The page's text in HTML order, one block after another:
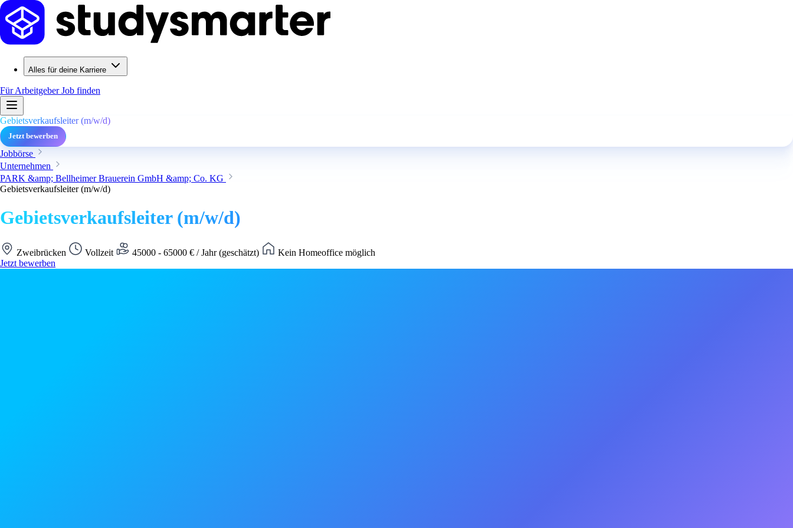
Alles für deine Karriere
Für ArbeitgeberJob finden
Gebietsverkaufsleiter (m/w/d)
Jetzt bewerben
Jobbörse
Unternehmen
PARK &amp; Bellheimer Brauerein GmbH &amp; Co. KG
Gebietsverkaufsleiter (m/w/d)
Gebietsverkaufsleiter (m/w/d)
Zweibrücken Vollzeit 45000 - 65000 € / Jahr (geschätzt)
Kein Homeoffice möglich
Jetzt bewerben